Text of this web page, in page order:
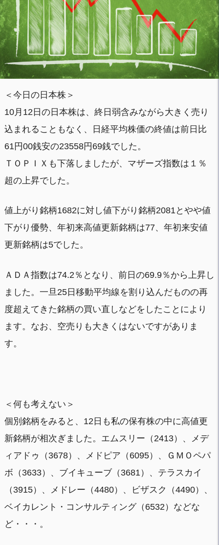
＜今日の日本株＞
10月12日の日本株は、終日弱含みながら大きく売り
込まれることもなく、日経平均株価の終値は前日比
61円00銭安の23558円69銭でした。
ＴＯＰＩＸも下落しましたが、マザーズ指数は１％
超の上昇でした。
値上がり銘柄1682に対し値下がり銘柄2081とやや値
下がり優勢、年初来高値更新銘柄は77、年初来安値
更新銘柄は5でした。
ＡＤＡ指数は74.2％となり、前日の69.9％から上昇し
ました。一旦25日移動平均線を割り込んだものの再
度超えてきた銘柄の買い直しなどをしたことにより
ます。なお、空売りも大きくはないですがありま
す。
＜何も考えない＞
個別銘柄をみると、12日も私の保有株の中に高値更
新銘柄が相次ぎました。エムスリー（2413）、メデ
ィアドゥ（3678）、メドピア（6095）、ＧＭＯペパ
ボ（3633）、ブイキューブ（3681）、テラスカイ
（3915）、メドレー（4480）、ビザスク（4490）、
ベイカレント・コンサルティング（6532）などな
ど・・・。